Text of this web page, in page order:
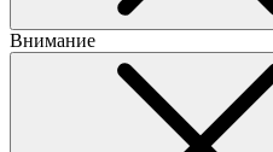
Внимание